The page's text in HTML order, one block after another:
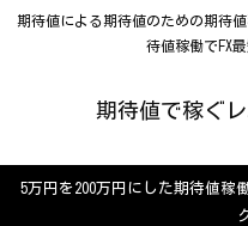
期待値による期待値のための期待
待値稼働でFX
期待値で稼ぐ
5万円を200万円にした期待値稼